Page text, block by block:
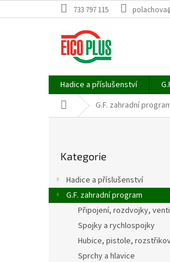
na
733 797 115
Hadice a příslušenství
Domů G.F. zahradní
a
n
kategorie
Kategorie
Hadice a příslušenství
G.F. zahradní program
Připojení, rozdvojky,
Spojky a rychlospojky
Hubice, pistole,
Sprchy a hlavice